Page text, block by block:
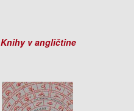
Knihy v angličtine